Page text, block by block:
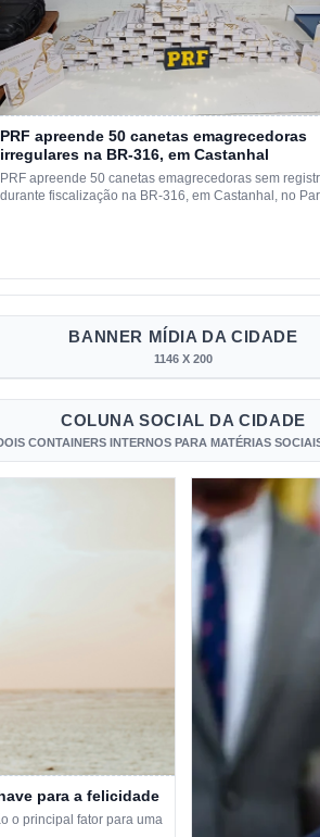
PRF apreende 50 canetas emagrecedoras
irregulares na BR-316, em Castanhal
PRF apreende 50 canetas emagrecedoras sem
durante fiscalização na BR-316, em Castanhal, no
BANNER MÍDIA DA CIDADE
1146 X 200
COLUNA SOCIAL DA CIDADE
CONTAINERS INTERNOS PARA MATÉRIAS
para a felicidade
o principal fator para uma